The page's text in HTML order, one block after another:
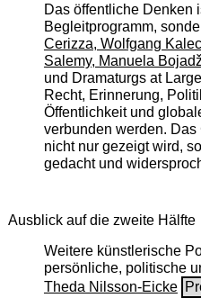
Das öffentliche Denken
Begleitprogramm,
Cerizza, Wolfgang
Salemy, Manuela
und Dramaturgs at
Recht, Erinnerung,
Öffentlichkeit und
verbunden werden.
nicht nur gezeigt wird,
gedacht und
Ausblick auf die zweite Hälfte
Weitere künstlerische
persönliche, politische
Theda Nilsson-Eicke